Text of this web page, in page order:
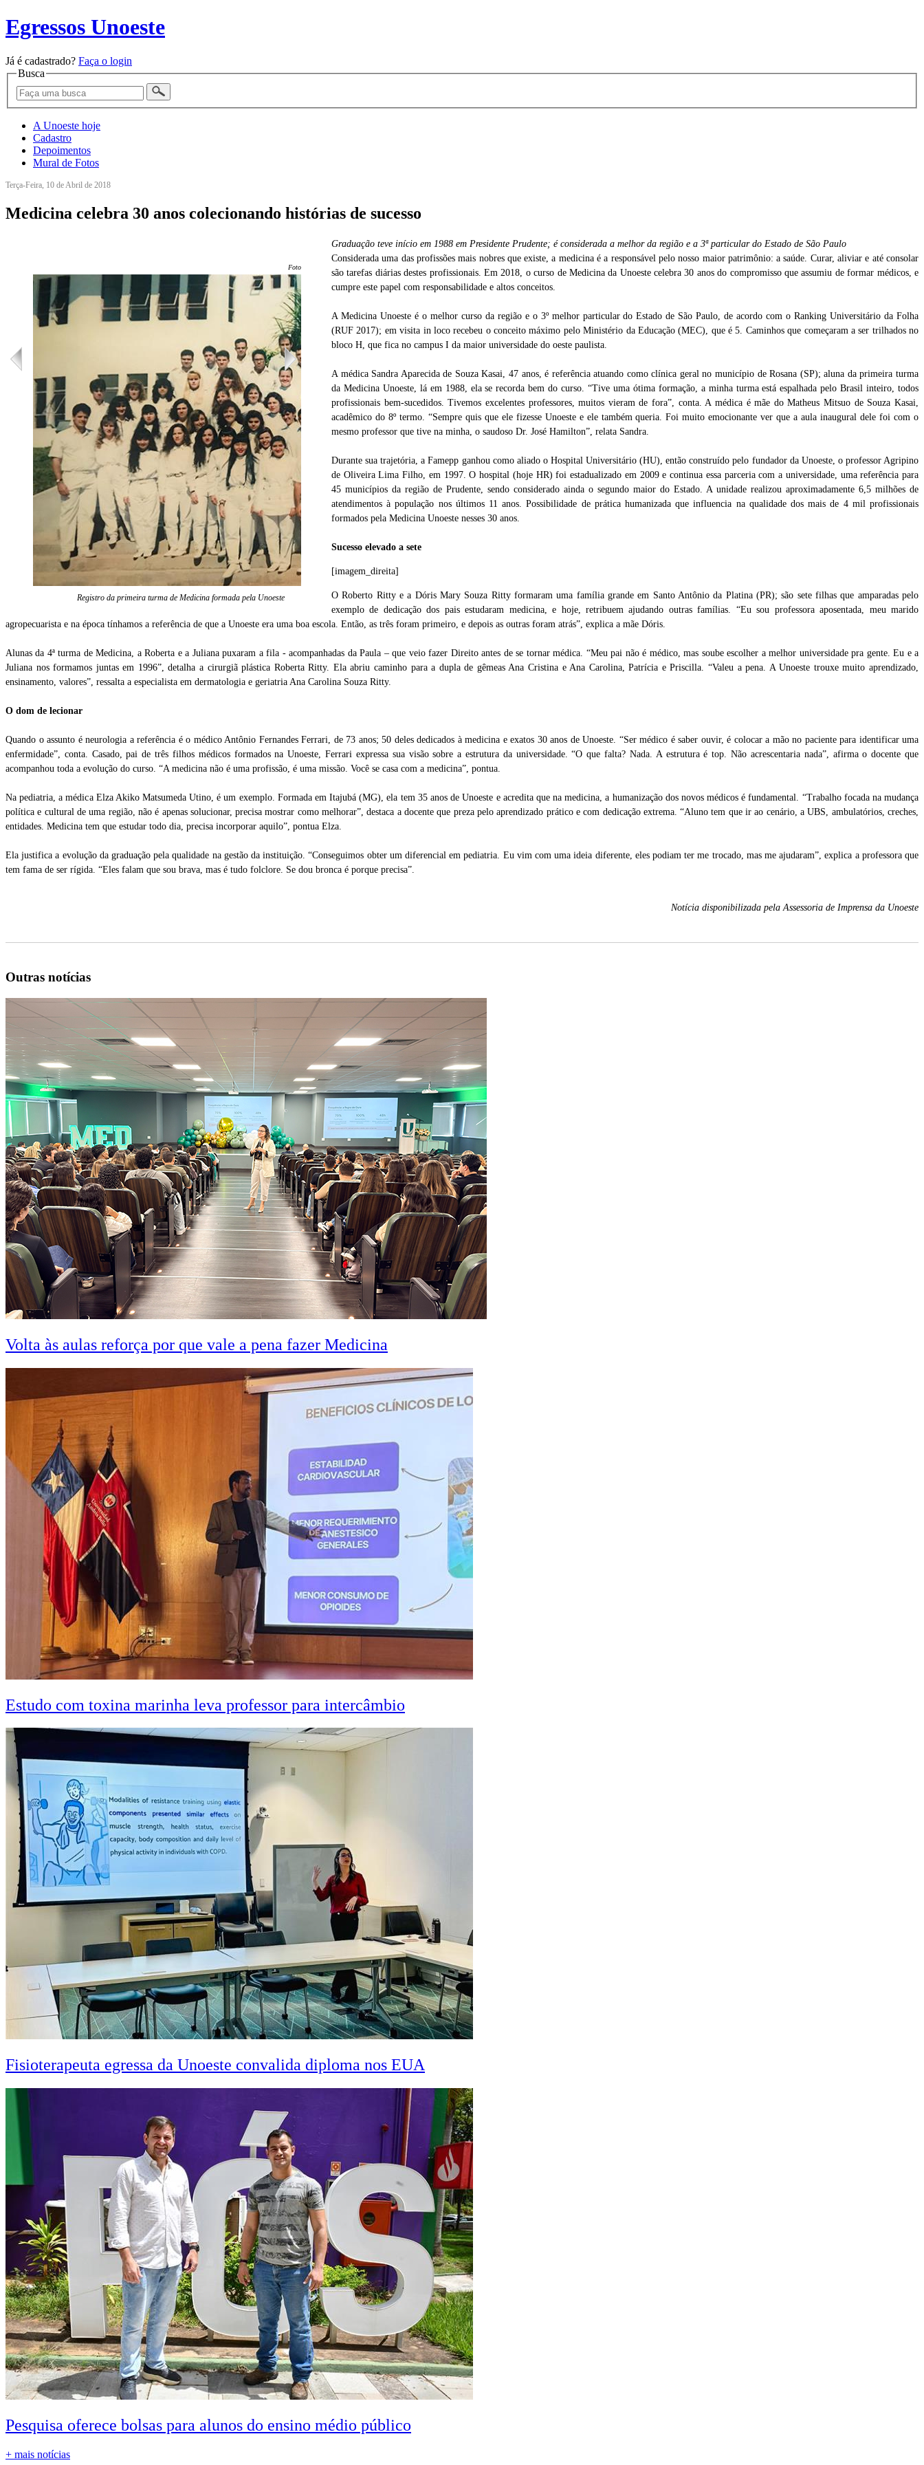
Egressos Unoeste
Já é cadastrado? Faça o login
Busca
A Unoeste hoje
Cadastro
Depoimentos
Mural de Fotos
Terça-Feira, 10 de Abril de 2018
Medicina celebra 30 anos colecionando histórias de sucesso
Foto: Cedida
Registro da primeira turma de Medicina formada pela Unoeste
Graduação teve início em 1988 em Presidente Prudente; é considerada a melhor da região e a 3ª particular do Estado de São Paulo
Considerada uma das profissões mais nobres que existe, a medicina é a responsável pelo nosso maior patrimônio: a saúde. Curar, aliviar e até consolar
são tarefas diárias destes profissionais. Em 2018, o curso de Medicina da Unoeste celebra 30 anos do compromisso que assumiu de formar médicos, e
cumpre este papel com responsabilidade e altos conceitos.
A Medicina Unoeste é o melhor curso da região e o 3º melhor particular do Estado de São Paulo, de acordo com o Ranking Universitário da Folha
(RUF 2017); em visita in loco recebeu o conceito máximo pelo Ministério da Educação (MEC), que é 5. Caminhos que começaram a ser trilhados no
bloco H, que fica no campus I da maior universidade do oeste paulista.
A médica Sandra Aparecida de Souza Kasai, 47 anos, é referência atuando como clínica geral no município de Rosana (SP); aluna da primeira turma
da Medicina Unoeste, lá em 1988, ela se recorda bem do curso. “Tive uma ótima formação, a minha turma está espalhada pelo Brasil inteiro, todos
profissionais bem-sucedidos. Tivemos excelentes professores, muitos vieram de fora”, conta. A médica é mãe do Matheus Mitsuo de Souza Kasai,
acadêmico do 8º termo. “Sempre quis que ele fizesse Unoeste e ele também queria. Foi muito emocionante ver que a aula inaugural dele foi com o
mesmo professor que tive na minha, o saudoso Dr. José Hamilton”, relata Sandra.
Durante sua trajetória, a Famepp ganhou como aliado o Hospital Universitário (HU), então construído pelo fundador da Unoeste, o professor Agripino
de Oliveira Lima Filho, em 1997. O hospital (hoje HR) foi estadualizado em 2009 e continua essa parceria com a universidade, uma referência para
45 municípios da região de Prudente, sendo considerado ainda o segundo maior do Estado. A unidade realizou aproximadamente 6,5 milhões de
atendimentos à população nos últimos 11 anos. Possibilidade de prática humanizada que influencia na qualidade dos mais de 4 mil profissionais
formados pela Medicina Unoeste nesses 30 anos.
Sucesso elevado a sete
[imagem_direita]
O Roberto Ritty e a Dóris Mary Souza Ritty formaram uma família grande em Santo Antônio da Platina (PR); são sete filhas que amparadas pelo
exemplo de dedicação dos pais estudaram medicina, e hoje, retribuem ajudando outras famílias. “Eu sou professora aposentada, meu marido
agropecuarista e na época tínhamos a referência de que a Unoeste era uma boa escola. Então, as três foram primeiro, e depois as outras foram atrás”, explica a mãe Dóris.
Alunas da 4ª turma de Medicina, a Roberta e a Juliana puxaram a fila - acompanhadas da Paula – que veio fazer Direito antes de se tornar médica. “Meu pai não é médico, mas soube escolher a melhor universidade pra gente. Eu e a
Juliana nos formamos juntas em 1996”, detalha a cirurgiã plástica Roberta Ritty. Ela abriu caminho para a dupla de gêmeas Ana Cristina e Ana Carolina, Patrícia e Priscilla. “Valeu a pena. A Unoeste trouxe muito aprendizado,
ensinamento, valores”, ressalta a especialista em dermatologia e geriatria Ana Carolina Souza Ritty.
O dom de lecionar
Quando o assunto é neurologia a referência é o médico Antônio Fernandes Ferrari, de 73 anos; 50 deles dedicados à medicina e exatos 30 anos de Unoeste. “Ser médico é saber ouvir, é colocar a mão no paciente para identificar uma
enfermidade”, conta. Casado, pai de três filhos médicos formados na Unoeste, Ferrari expressa sua visão sobre a estrutura da universidade. “O que falta? Nada. A estrutura é top. Não acrescentaria nada”, afirma o docente que
acompanhou toda a evolução do curso. “A medicina não é uma profissão, é uma missão. Você se casa com a medicina”, pontua.
Na pediatria, a médica Elza Akiko Matsumeda Utino, é um exemplo. Formada em Itajubá (MG), ela tem 35 anos de Unoeste e acredita que na medicina, a humanização dos novos médicos é fundamental. “Trabalho focada na mudança
política e cultural de uma região, não é apenas solucionar, precisa mostrar como melhorar”, destaca a docente que preza pelo aprendizado prático e com dedicação extrema. “Aluno tem que ir ao cenário, a UBS, ambulatórios, creches,
entidades. Medicina tem que estudar todo dia, precisa incorporar aquilo”, pontua Elza.
Ela justifica a evolução da graduação pela qualidade na gestão da instituição. “Conseguimos obter um diferencial em pediatria. Eu vim com uma ideia diferente, eles podiam ter me trocado, mas me ajudaram”, explica a professora que
tem fama de ser rígida. “Eles falam que sou brava, mas é tudo folclore. Se dou bronca é porque precisa”.
Notícia disponibilizada pela Assessoria de Imprensa da Unoeste
Outras notícias
Volta às aulas reforça por que vale a pena fazer Medicina
Estudo com toxina marinha leva professor para intercâmbio
Fisioterapeuta egressa da Unoeste convalida diploma nos EUA
Pesquisa oferece bolsas para alunos do ensino médio público
+ mais notícias